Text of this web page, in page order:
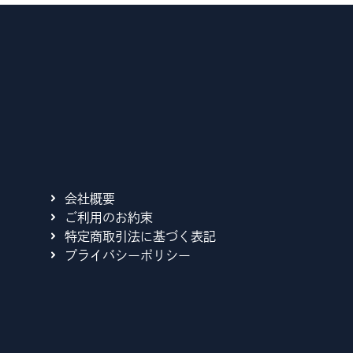
会社概要
ご利用のお約束
特定商取引法に基づく表記
プライバシーポリシー